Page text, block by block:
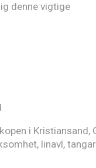
denne vigtige
i
linavl,